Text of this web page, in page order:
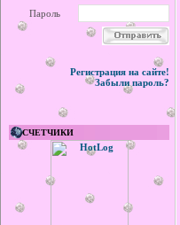
Пароль
Регистрация на сайте!
Забыли пароль?
СЧЕТЧИКИ